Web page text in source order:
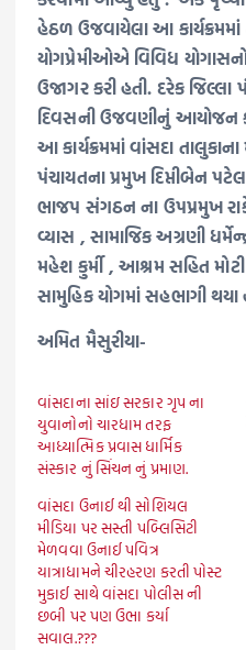
હેઠળ ઉજવાયેલા આ
યોગપ્રેમીઓએ વિવિધ
ઉજાગર કરી હતી. દરેક જિલ્લા
દિવસની ઉજવણીનું આયોજન
આ કાર્યક્રમમાં વાંસદા
પંચાયતના પ્રમુખ દિપ્તીબેન
ભાજપ સંગઠન ના ઉપપ્રમુખ
વ્યાસ , સામાજિક અગ્રણી
મહેશ કુર્મી , આશ્રમ સહિત
સામુહિક યોગમાં સહભાગી થયા
અમિત મૈસુરીયા-
વાંસદાના સાંઇ સરકાર ગૃપ ના
યુવાનોનો ચારધામ તરફ
આધ્યાત્મિક પ્રવાસ ધાર્મિક
સંસ્કાર નું સિંચન નું પ્રમાણ.
વાંસદા ઉનાઈ થી સોશિયલ
મીડિયા પર સસ્તી પબ્લિસિટી
મેળવવા ઉનાઈ પવિત્ર
યાત્રાધામને ચીરહરણ કરતી પોસ્ટ
મુકાઈ સાથે વાંસદા પોલીસ ની
છબી પર પણ ઉભા કર્યા
સવાલ.???